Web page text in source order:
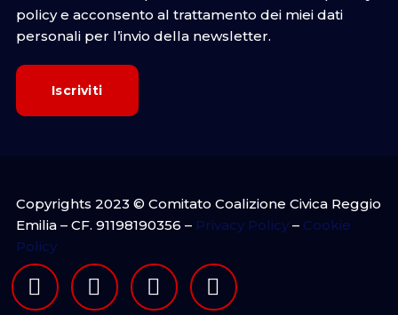
policye acconsento al trattamento dei miei dati
personali per l’invio della newsletter.
Copyrights 2023 © Comitato Coalizione Civica Reggio
Emilia – CF. 91198190356 – Privacy Policy– Cookie
Policy